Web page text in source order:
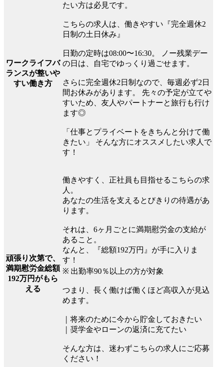
ワークライフバ
ランスが整いや
すい働き方
たい方は必見です。
こちらの求人は、働きやすい『完全週休2
日制の土日休み』
日勤の定時は08:00〜16:30。 ノー残業デー
の日は、自宅でゆっくり過ごせます。
さらに完全週休2日制なので、毎週必ず2日
間お休みがあります。 先々の予定が立てや
すいため、友人やパートナーと旅行も行け
ます◎
「仕事とプライベートをきちんと分けて働
きたい」 そんな方にオススメしたい求人で
す！
頑張り次第で、
満期慰労金総額
192万円がもら
える
働きやすく、正社員も目指せるこちらの求
人。
あなたの生活を支えるとびきりの待遇があ
ります。
それは、6ヶ月ごとに満期慰労金の支給が
あること。
なんと、『総額192万円』が手に入りま
す！
※ 出勤率90％以上の方が対象
つまり、長く働けば働くほど高収入が見込
めます。
｜将来のために今から貯金しておきたい
｜奨学金やローンの返済に充てたい
そんな方は、迷わずこちらの求人にご応募
ください！